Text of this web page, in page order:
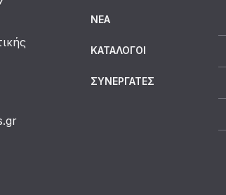
ΝΈΑ
ΚΑΤΆΛΟΓΟΙ
ΣΥΝΕΡΓΆΤΕΣ